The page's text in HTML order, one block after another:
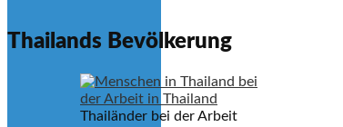
Thailands Bevölkerung
Thailänder bei der Arbeit